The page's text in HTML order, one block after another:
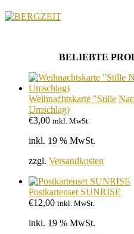
BELIEBTE
Weihnachtskarte "Stille
Umschlag)
€3,00 inkl. MwSt.
inkl. 19 % MwSt.
zzgl. Versandkosten
Postkartenset SUNRISE
€12,00 inkl. MwSt.
inkl. 19 % MwSt.